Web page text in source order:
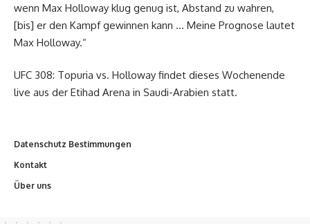
wenn Max Holloway klug genug ist, Abstand zu wahren,
[bis] er den Kampf gewinnen kann … Meine Prognose lautet
Max Holloway.“
UFC 308: Topuria vs. Holloway findet dieses Wochenende
live aus der Etihad Arena in Saudi-Arabien statt.
Datenschutz Bestimmungen
Kontakt
Über uns